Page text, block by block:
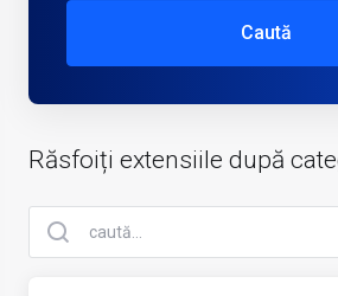
Caută
Răsfoiți extensiile după